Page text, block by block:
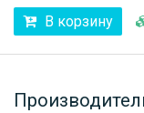
В корзину